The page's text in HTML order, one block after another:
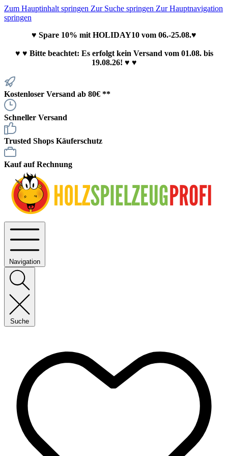
Zum Hauptinhalt springen Zur Suche springen Zur Hauptnavigation
springen
♥ Spare 10% mit HOLIDAY10 vom 06.-25.08.♥
♥ ♥ Bitte beachtet: Es erfolgt kein Versand vom 01.08. bis
19.08.26! ♥ ♥
Kostenloser Versand ab 80€ **
Schneller Versand
Trusted Shops Käuferschutz
Kauf auf Rechnung
Navigation
Suche